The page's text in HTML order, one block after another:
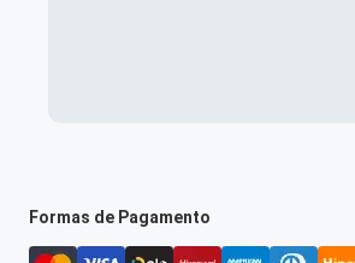
Formas de Pagamento